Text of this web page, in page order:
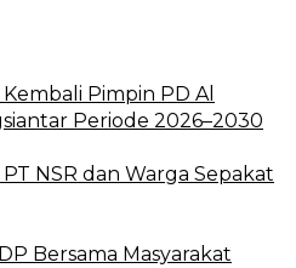
Pimpin PD Al
Periode 2026–2030
NSR dan Warga Sepakat
Bersama Masyarakat